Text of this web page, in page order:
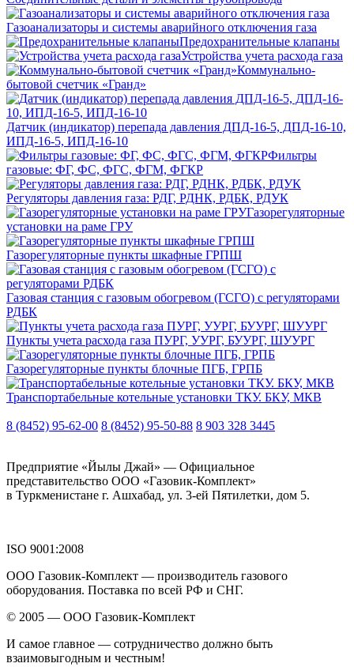
Газоанализаторы и системы аварийного отключения газа
Предохранительные клапаны
Устройства учета расхода газа
Коммунально-
бытовой счетчик «Гранд»
Датчик (индикатор) перепада давления ДПД-16-5, ДПД-16-10,
ИПД-16-5, ИПД-16-10
Фильтры
газовые: ФГ, ФС, ФГС, ФГМ, ФГКР
Регуляторы давления газа: РДГ, РДНК, РДБК, РДУК
Газорегуляторные
установки на раме ГРУ
Газорегуляторные пункты шкафные ГРПШ
Газовая станция с газовым обогревом (ГСГО) с регуляторами
РДБК
Пункты учета расхода газа ПУРГ, УУРГ, БУУРГ, ШУУРГ
Газорегуляторные пункты блочные ПГБ, ГРПБ
Транспортабельные котельные установки ТКУ. БКУ, МКВ
8 (8452) 95-62-00 8 (8452) 95-50-88 8 903 328 3445
Предприятие «Йылы Джай» — Официальное
представительство ООО «Газовик-Комплект»
в Туркменистане г. Ашхабад, ул. 3-ей Пятилетки, дом 5.
ISO 9001:2008
ООО Газовик-Комплект — производитель газового
оборудования. Поставка по всей РФ и СНГ.
© 2005 — ООО Газовик-Комплект
И самое главное — сотрудничество должно быть
взаимовыгодным и честным!